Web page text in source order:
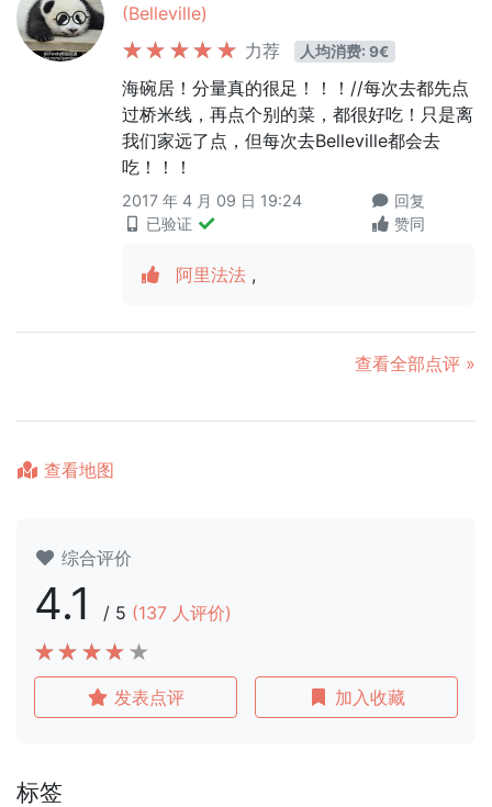
(Belleville)
力荐
人均消费: 9€
海碗居！分量真的很足！！！//每次去都先点
过桥米线，再点个别的菜，都很好吃！只是离
我们家远了点，但每次去Belleville都会去
吃！！！
2017 年 4 月 09 日 19:24
已验证
回复
赞同
阿里法法 ,
查看全部点评 »
查看地图
综合评价
4.1 / 5 (137 人评价)
发表点评 加入收藏
标签